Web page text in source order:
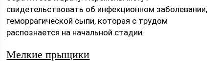
свидетельствовать об инфекционном заболевании,
геморрагической сыпи, которая с трудом
распознается на начальной стадии.
Мелкие прыщики